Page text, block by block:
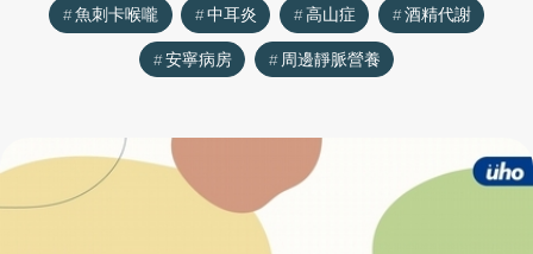
魚刺卡喉嚨
中耳炎 高山症
酒精代謝
安寧病房
周邊靜脈營養